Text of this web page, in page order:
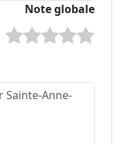
Note globale